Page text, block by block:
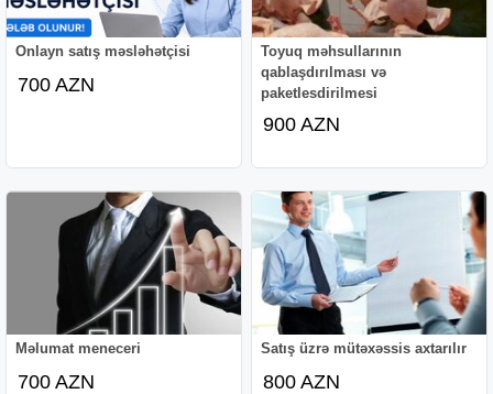
Onlayn satış məsləhətçisi
700 AZN
Toyuq məhsullarının
qablaşdırılması və
paketlesdirilmesi
900 AZN
Məlumat meneceri
700 AZN
Satış üzrə mütəxəssis axtarılır
800 AZN